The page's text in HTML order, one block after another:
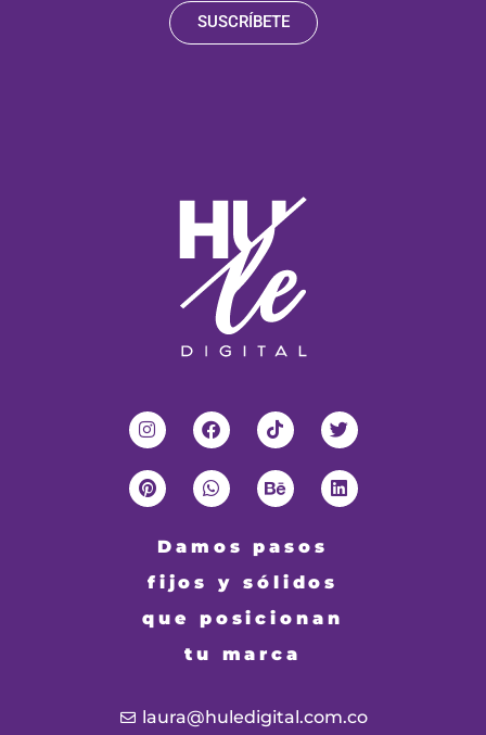
SUSCRÍBETE
Damos pasos
fijos y sólidos
que posicionan
tu marca
laura@huledigital.com.co